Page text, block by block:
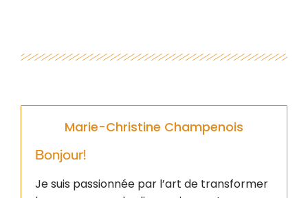
Marie-Christine Champenois
Bonjour!
Je suis passionnée par l’art de transformer